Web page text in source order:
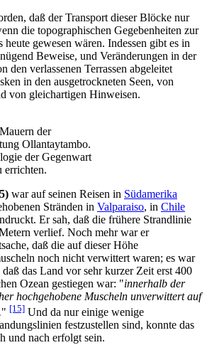
daß der Transport dieser Blöcke nur
die topographischen Gegebenheiten zur
heute gewesen wären. Indessen gibt es in
Beweise, und Veränderungen in der
den verlassenen Terrassen abgeleitet
in den ausgetrockneten Seen, von
von gleichartigen Hinweisen.
der
Ollantaytambo.
der Gegenwart
errichten.
war auf seinen Reisen in Südamerika
Stränden in Valparaiso, in Chile
Er sah, daß die frühere Strandlinie
verlief. Noch mehr war er
daß die auf dieser Höhe
noch nicht verwittert waren; es war
das Land vor sehr kurzer Zeit erst 400
Ozean gestiegen war: "innerhalb der
hochgehobene Muscheln unverwittert auf
" [15] Und da nur einige wenige
festzustellen sind, konnte das
und nach erfolgt sein.